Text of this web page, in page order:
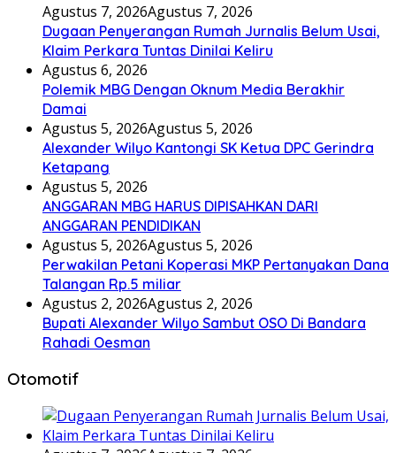
Agustus 7, 2026Agustus 7, 2026
Dugaan Penyerangan Rumah Jurnalis Belum Usai,
Klaim Perkara Tuntas Dinilai Keliru
Agustus 6, 2026
Polemik MBG Dengan Oknum Media Berakhir
Damai
Agustus 5, 2026Agustus 5, 2026
Alexander Wilyo Kantongi SK Ketua DPC Gerindra
Ketapang
Agustus 5, 2026
ANGGARAN MBG HARUS DIPISAHKAN DARI
ANGGARAN PENDIDIKAN
Agustus 5, 2026Agustus 5, 2026
Perwakilan Petani Koperasi MKP Pertanyakan Dana
Talangan Rp.5 miliar
Agustus 2, 2026Agustus 2, 2026
Bupati Alexander Wilyo Sambut OSO Di Bandara
Rahadi Oesman
Otomotif